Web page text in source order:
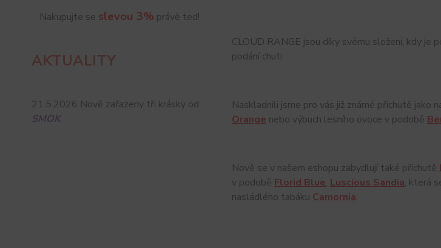
Nakupujte se slevou 3% právě teď!
AKTUALITY
21.5.2026 Nově zařazeny tři krásky od
SMOK
CLOUD RANGE jsou díky svému složení, kdy je
podání chuti.
Naskladnili jsme pro vás již známé příchutě jako
Orange nebo výbuch lesního ovoce v podobě
Nově se v našem eshopu zabydlují také příchutě
v podobě Florid Blue, Luscious Sandia, která
nasládlého tabáku Camornia.